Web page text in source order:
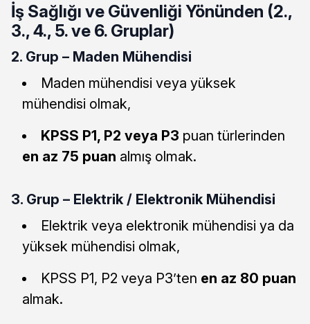
İş Sağlığı ve Güvenliği Yönünden (2.,
3., 4., 5. ve 6. Gruplar)
2. Grup – Maden Mühendisi
Maden mühendisi veya yüksek
mühendisi olmak,
KPSS P1, P2 veya P3 puan türlerinden
en az 75 puan almış olmak.
3. Grup – Elektrik / Elektronik Mühendisi
Elektrik veya elektronik mühendisi ya da
yüksek mühendisi olmak,
KPSS P1, P2 veya P3’ten en az 80 puan
almak.